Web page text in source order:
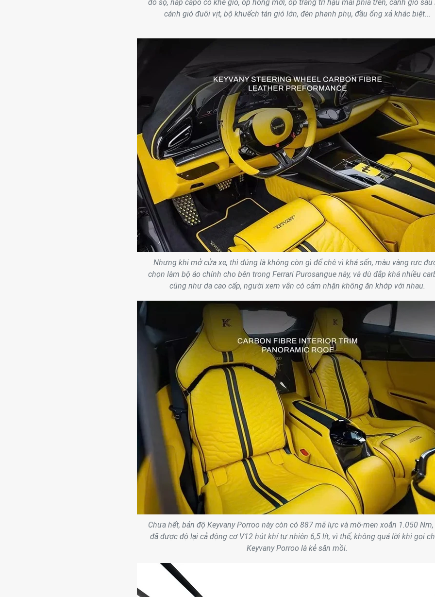
đồ sộ, nắp capo có khe gió, ốp hông mới, ốp trang trí hậu mãi phía trên, cánh gió sau
cánh gió đuôi vịt, bộ khuếch tán gió lớn, đèn phanh phụ, đầu ống xả khác biệt...
Nhưng khi mở cửa xe, thì đúng là không còn gì để chê vì khá sến, màu vàng rực
chọn làm bộ áo chính cho bên trong Ferrari Purosangue này, và dù đắp khá nhiều
cũng như da cao cấp, người xem vẫn có cảm nhận không ăn khớp với nhau.
Chưa hết, bản độ Keyvany Porroo này còn có 887 mã lực và mô-men xoắn 1.050
đã được độ lại cả động cơ V12 hút khí tự nhiên 6,5 lít, vì thế, không quá lời khi gọi
Keyvany Porroo là kẻ săn mồi.